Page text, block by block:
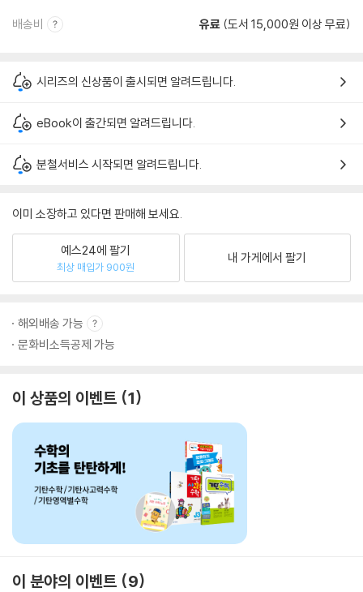
배송비 유료 (도서 15,000원 이상 무료)
시리즈의 신상품이 출시되면 알려드립니다.
eBook이 출간되면 알려드립니다.
분철서비스 시작되면 알려드립니다.
이미 소장하고 있다면 판매해 보세요.
예스24에 팔기
최상 매입가 900원
내 가게에서 팔기
해외배송 가능
문화비소득공제 가능
이 상품의 이벤트 1
이 분야의 이벤트 9